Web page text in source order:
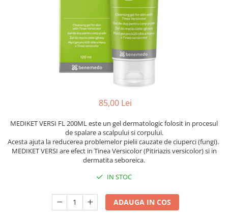
Dermatita seboreica
Alte preparate dermatologice
PREPARATE GINECOLOGICE
Infectii urinare
PREPARATE PENTRU COPII
ALTE AFECTIUNI
85,00 Lei
MEDIKET VERSI FL 200ML este un gel dermatologic folosit in procesul
de spalare a scalpului si corpului.
Acesta ajuta la reducerea problemelor pielii cauzate de ciuperci (fungi).
MEDIKET VERSI are efect in Tinea Versicolor (Pitiriazis versicolor) si in
dermatita seboreica.
IN STOC
ADAUGA IN COS